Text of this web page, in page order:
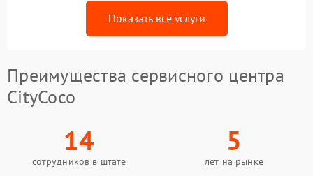
Показать все услуги
Преимущества сервисного центра
CityCoco
14
сотрудников в штате
5
лет на рынке